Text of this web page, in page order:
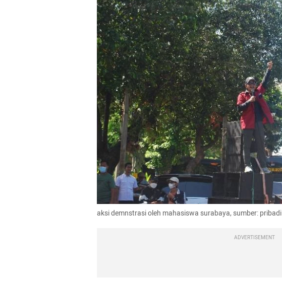
aksi demnstrasi oleh mahasiswa surabaya, sumber: pribadi
ADVERTISEMENT